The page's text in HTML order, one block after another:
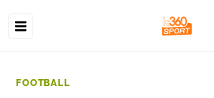
FOOTBALL